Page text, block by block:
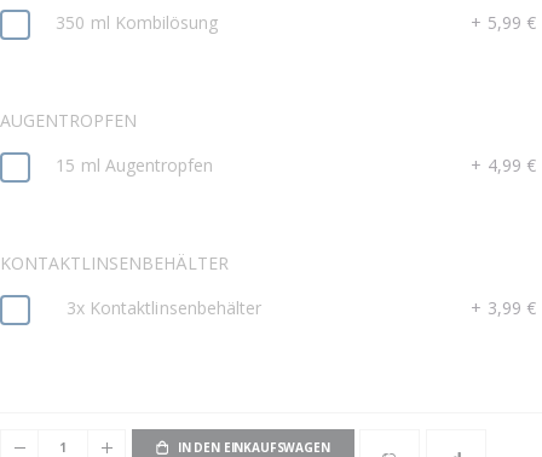
350 ml Kombilösung + 5,99 €
AUGENTROPFEN
15 ml Augentropfen
+ 4,99 €
KONTAKTLINSENBEHÄLTER
3x Kontaktlinsenbehälter
+ 3,99 €
IN DEN EINKAUFSWAGEN